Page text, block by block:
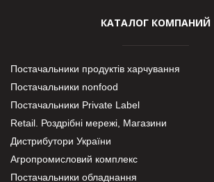
КАТАЛОГ КОМПАНИЙ
Постачальники продуктів харчування
Постачальники nonfood
Постачальники Private Label
Retail. Роздрібні мережі, Магазини
Дистрибутори України
Агропромисловий комплекс
Постачальники обладнання